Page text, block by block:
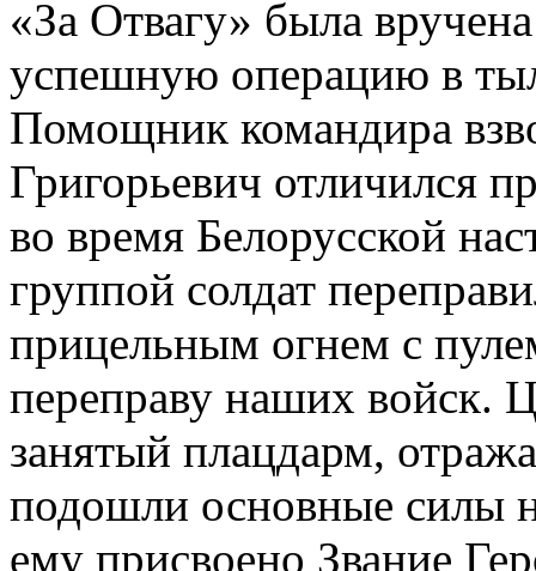
«За Отвагу» была
успешную операцию в
Помощник командира
Григорьевич отличился
во время Белорусской
группой солдат
прицельным огнем с
переправу наших войск.
занятый плацдарм,
подошли основные силы
ему присвоено Звание